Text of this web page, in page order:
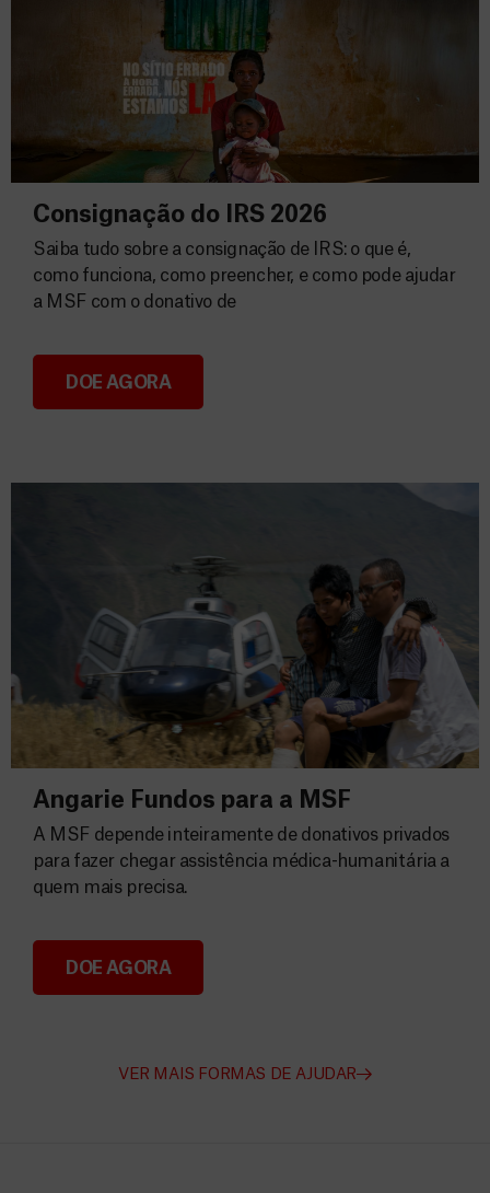
Consignação do IRS 2026
Consignação do IRS 2026
Saiba tudo sobre a consignação de IRS: o que é,
como funciona, como preencher, e como pode ajudar
a MSF com o donativo de
DOE AGORA
Angarie Fundos para a MSF
Angarie Fundos para a MSF
A MSF depende inteiramente de donativos privados
para fazer chegar assistência médica-humanitária a
quem mais precisa.
DOE AGORA
VER MAIS FORMAS DE AJUDAR